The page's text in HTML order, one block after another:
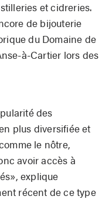
et cidreries.
de bijouterie
du Domaine de
à-Cartier lors des
des
plus diversifiée et
le nôtre,
avoir accès à
explique
récent de ce type